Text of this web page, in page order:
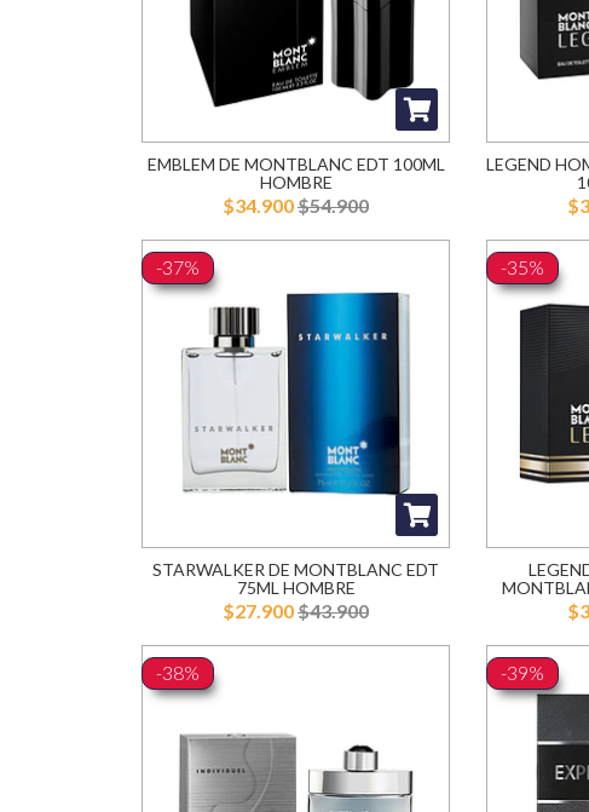
EMBLEM DE MONTBLANC EDT 100ML
HOMBRE
$34.900$54.900
LEGEND
-37%
STARWALKER DE MONTBLANC EDT
75ML HOMBRE
$27.900$43.900
-35%
-38% -39%